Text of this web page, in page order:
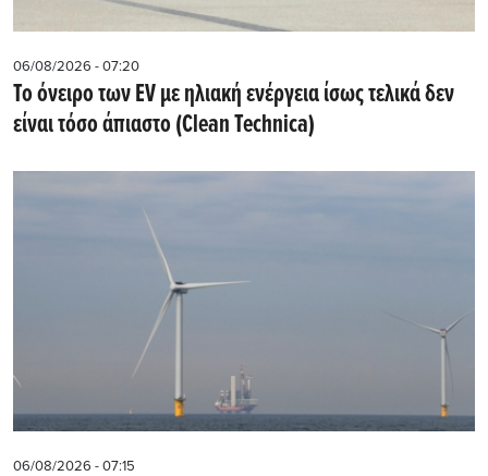
06/08/2026 - 07:20
Το όνειρο των EV με ηλιακή ενέργεια ίσως τελικά δεν
είναι τόσο άπιαστο (Clean Technica)
06/08/2026 - 07:15